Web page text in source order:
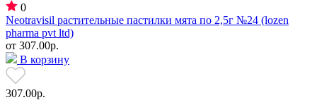
0
Neotravisil растительные пастилки мята по 2,5г №24 (lozen
pharma pvt ltd)
от 307.00р.
В корзину
307.00р.